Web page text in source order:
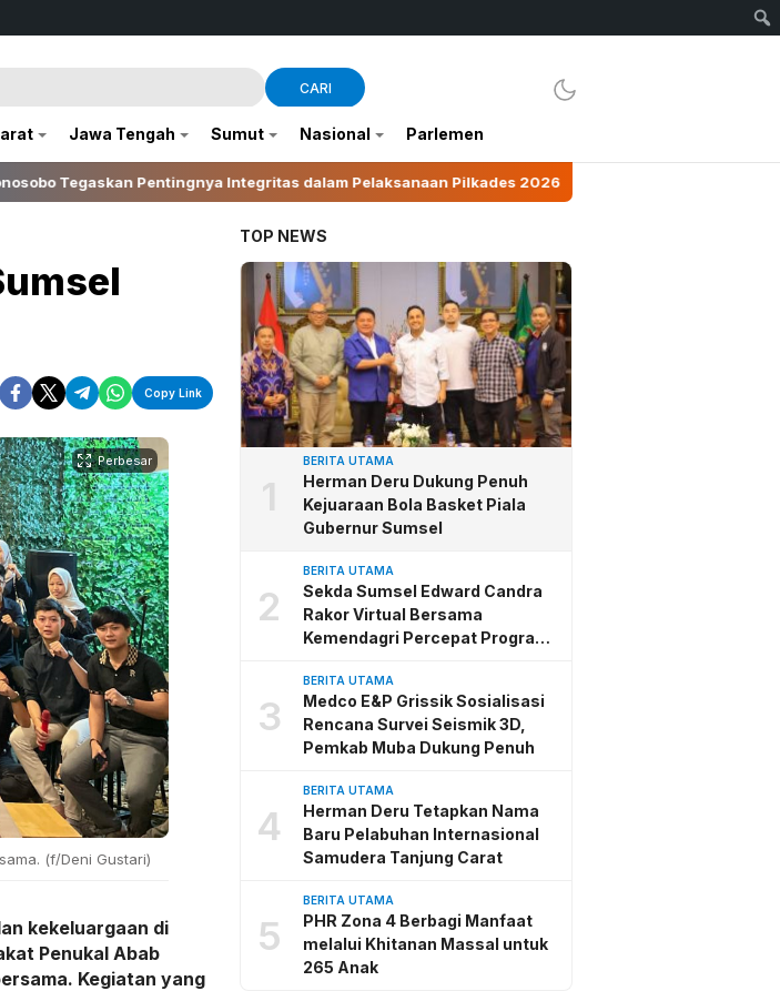
CARI
Jawa Tengah Sumut Nasional Parlemen
Integritas dalam Pelaksanaan Pilkades 2026 Suhartini Ubah Pinang Jadi
Copy Link
Perbesar
(f/Deni Gustari)
kekeluargaan di
Penukal Abab
Kegiatan yang
TOP NEWS
1
BERITA UTAMA
Herman Deru Dukung Penuh
Kejuaraan Bola Basket Piala
Gubernur Sumsel
2
BERITA UTAMA
Sekda Sumsel Edward Candra
Rakor Virtual Bersama
Kemendagri Percepat Program
3
BERITA UTAMA
Medco E&P Grissik Sosialisasi
Rencana Survei Seismik 3D,
Pemkab Muba Dukung Penuh
4
BERITA UTAMA
Herman Deru Tetapkan Nama
Baru Pelabuhan Internasional
Samudera Tanjung Carat
5
BERITA UTAMA
PHR Zona 4 Berbagi Manfaat
melalui Khitanan Massal untuk
265 Anak